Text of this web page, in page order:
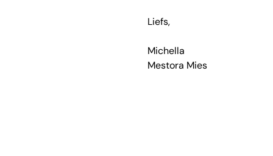
Liefs,
Michella
Mestora Mies